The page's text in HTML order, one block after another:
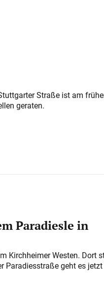
Straße ist am
geraten.
Paradiesle in
Kirchheimer Westen. Dort
Paradiesstraße geht es